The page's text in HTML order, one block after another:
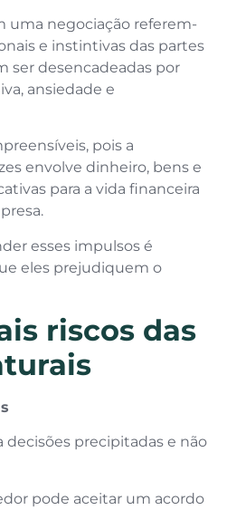
uma negociação referem-
e instintivas das partes
ser desencadeadas por
ansiedade e
pois a
envolve dinheiro, bens e
para a vida financeira
esses impulsos é
eles prejudiquem o
riscos das
decisões precipitadas e não
pode aceitar um acordo